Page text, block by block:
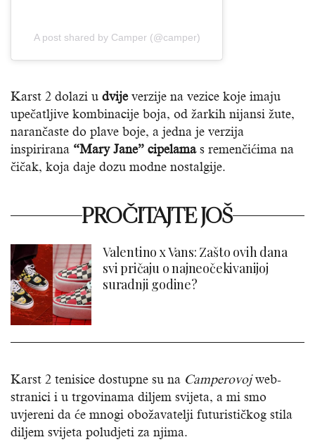
A post shared by Camper (@camper)
Karst 2 dolazi u dvijeverzije na vezice koje imaju
upečatljive kombinacije boja, od žarkih nijansi žute,
narančaste do plave boje, a jedna je verzija
inspirirana “Mary Jane” cipelamas remenčićima na
čičak, koja daje dozu modne nostalgije.
PROČITAJTE JOŠ
Valentino x Vans: Zašto ovih dana
svi pričaju o najneočekivanijoj
suradnji godine?
Karst 2 tenisice dostupne su na Camperovojweb-
stranici i u trgovinama diljem svijeta, a mi smo
uvjereni da će mnogi obožavatelji futurističkog stila
diljem svijeta poludjeti za njima.